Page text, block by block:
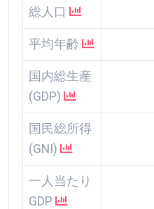
総人口
平均年齢
国内総生産
(GDP)
国民総所得
(GNI)
一人当たり
GDP